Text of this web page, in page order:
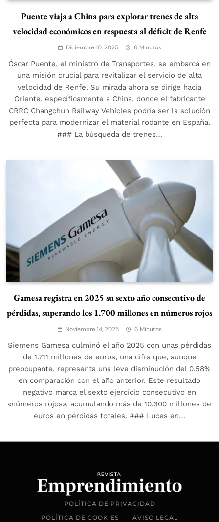
Puente viaja a China para explorar trenes de alta
velocidad económicos en respuesta al déficit de Renfe
Diciembre 10, 2025 6 Minutos
Óscar Puente, el ministro de Transportes, se embarca en
una misión crucial para revitalizar el servicio de alta
velocidad de Renfe. Su mirada ahora se dirige hacia
Oriente, específicamente a China, donde el fabricante
CRRC Changchun Railway Vehicles podría ser la solución
perfecta para modernizar el material rodante en España.
### La búsqueda de trenes…
Gamesa registra en 2025 su sexto año consecutivo de
pérdidas, superando los 1.700 millones en números rojos
Noviembre 14, 2025 6 Minutos
Siemens Gamesa culminó el año 2025 con unas pérdidas
de 1.711 millones de euros, una cifra que, aunque
preocupante, representa una leve disminución del 0,58%
en comparación con el año anterior. Este resultado
negativo marca el sexto ejercicio consecutivo en
«números rojos», acumulando más de 10.300 millones de
euros en pérdidas totales. ### Luces en…
POLÍTICA DE PRIVACIDAD
POLÍTICA DE COOKIES
AVISO LEGAL